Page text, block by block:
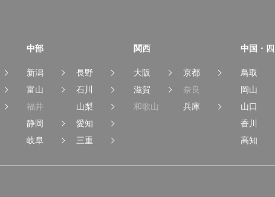
中部
新潟
長野
富山
石川
福井
山梨
静岡
愛知
岐阜
三重
関西
大阪
京都
滋賀
奈良
和歌山
兵庫
中国・四
鳥取
岡山
山口
香川
高知